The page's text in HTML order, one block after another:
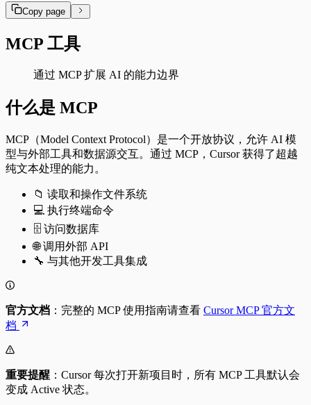
Copy page
MCP 工具
通过 MCP 扩展 AI 的能力边界
什么是 MCP
MCP（Model Context Protocol）是一个开放协议，允许 AI 模
型与外部工具和数据源交互。通过 MCP，Cursor 获得了超越
纯文本处理的能力。
📁 读取和操作文件系统
💻 执行终端命令
🗄️ 访问数据库
🌐 调用外部 API
🔧 与其他开发工具集成
官方文档 ：完整的 MCP 使用指南请查看 Cursor MCP 官方文
档
重要提醒 ：Cursor 每次打开新项目时，所有 MCP 工具默认会
变成 Active 状态。